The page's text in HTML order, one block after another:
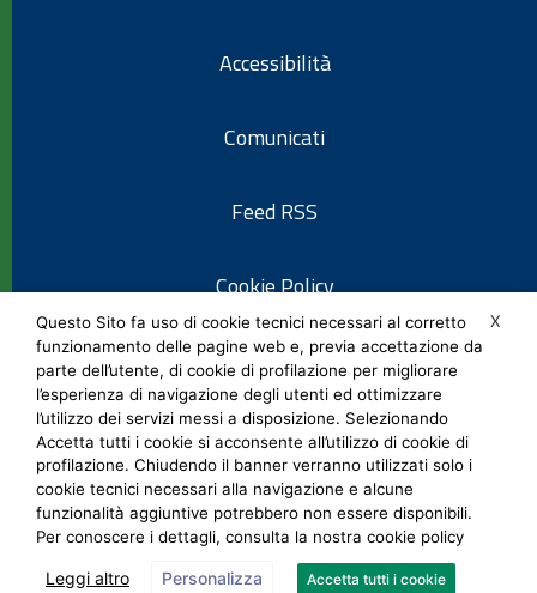
Accessibilità
Comunicati
Feed RSS
Cookie Policy
Informativa privacy
Note legali
Social Media Policy
X
Questo Sito fa uso di cookie tecnici necessari al corretto
funzionamento delle pagine web e, previa accettazione da
parte dell’utente, di cookie di profilazione per migliorare
l’esperienza di navigazione degli utenti ed ottimizzare
l’utilizzo dei servizi messi a disposizione. Selezionando
Accetta tutti i cookie si acconsente all’utilizzo di cookie di
profilazione. Chiudendo il banner verranno utilizzati solo i
cookie tecnici necessari alla navigazione e alcune
funzionalità aggiuntive potrebbero non essere disponibili.
Per conoscere i dettagli, consulta la nostra cookie policy
Leggi altro Personalizza Accetta tutti i cookie